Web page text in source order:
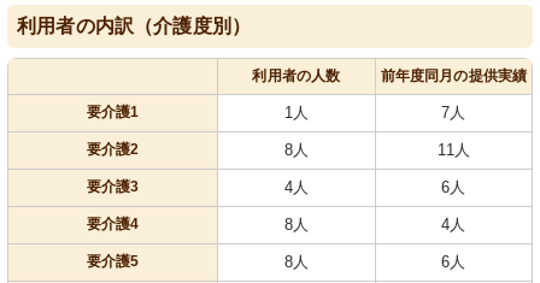
利用者の内訳（介護度別）
利用者の人数 前年度同月の提供実績
要介護1 1人 7人
要介護2 8人 11人
要介護3 4人 6人
要介護4 8人 4人
要介護5 8人 6人